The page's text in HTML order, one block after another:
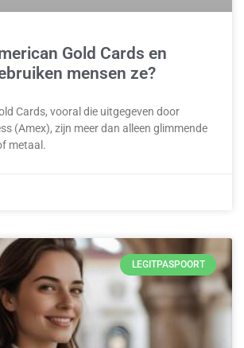
Gold Cards en
mensen ze?
Cards, vooral die uitgegeven door
(Amex), zijn meer dan alleen glimmende
metaal.
LEGITPASPOORT